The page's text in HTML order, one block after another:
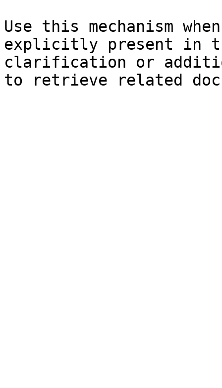
Use this mechanism
explicitly present in
clarification or